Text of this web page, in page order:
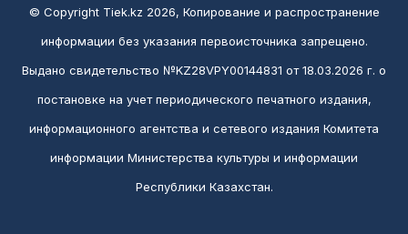
© Copyright Tiek.kz 2026, Копирование и распространение
информации без указания первоисточника запрещено.
Выдано свидетельство №KZ28VPY00144831 от 18.03.2026 г. о
постановке на учет периодического печатного издания,
информационного агентства и сетевого издания Комитета
информации Министерства культуры и информации
Республики Казахстан.